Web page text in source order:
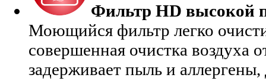
Фильтр HD высокой
Моющийся фильтр легко
совершенная очистка воздуха
задерживает пыль и